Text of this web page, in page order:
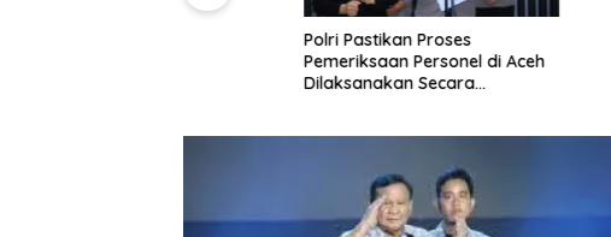
Polri Pastikan Proses
Pemeriksaan Personel di Aceh
Dilaksanakan Secara